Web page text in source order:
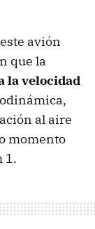
avión
que la
la velocidad
al aire
momento
1.